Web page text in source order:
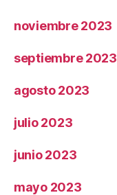
noviembre 2023
septiembre 2023
agosto 2023
julio 2023
junio 2023
mayo 2023